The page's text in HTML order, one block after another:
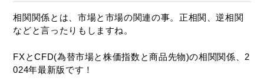
相関関係とは、市場と市場の関連の事。正相関、逆相関
などと言ったりもしますね。
FXとCFD(為替市場と株価指数と商品先物)の相関関係、2
024年最新版です！